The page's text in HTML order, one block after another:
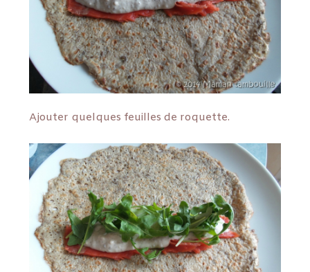
Ajouter quelques feuilles de roquette.